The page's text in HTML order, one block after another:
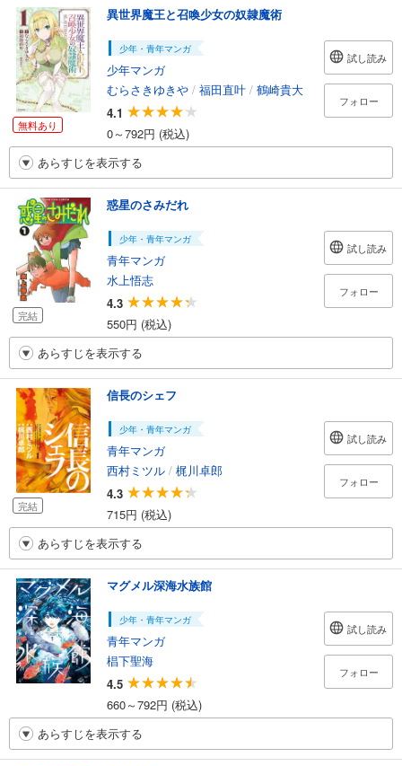
無料あり
異世界魔王と召喚少女の奴隷魔術
少年・青年マンガ
少年マンガ
むらさきゆきや / 福田直叶 / 鶴崎貴大
4.1
0～792円 (税込)
試し読み
フォロー
あらすじを表示する
完結
惑星のさみだれ
少年・青年マンガ
青年マンガ
水上悟志
4.3
550円 (税込)
試し読み
フォロー
あらすじを表示する
完結
信長のシェフ
少年・青年マンガ
青年マンガ
西村ミツル / 梶川卓郎
4.3
715円 (税込)
試し読み
フォロー
あらすじを表示する
マグメル深海水族館
少年・青年マンガ
青年マンガ
椙下聖海
4.5
660～792円 (税込)
試し読み
フォロー
あらすじを表示する